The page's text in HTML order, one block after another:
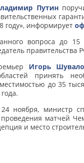
Путин
году», информирует
вопроса до 15
правительства
Игорь
принять
до 35
ноября, министр
матчей
и место